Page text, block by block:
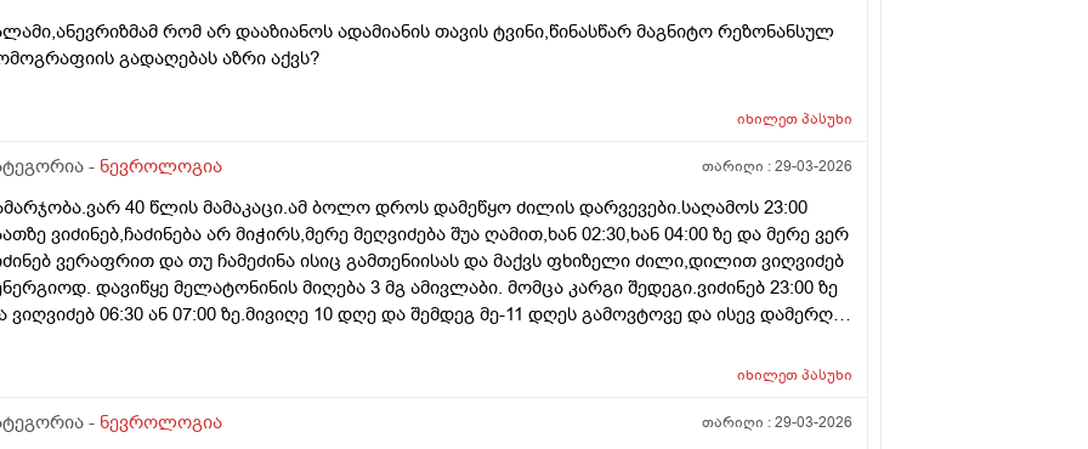
რომ არ დააზიანოს ადამიანის თავის ტვინი,წინასწარ მაგნიტო რეზონანსულ
გადაღებას აზრი აქვს?
იხილეთპასუხი
- ნევროლოგია თარიღი :29-03-2026
40 წლის მამაკაცი.ამ ბოლო დროს დამეწყო ძილის დარვევები.საღამოს 23:00
ვიძინებ,ჩაძინება არ მიჭირს,მერე მეღვიძება შუა ღამით,ხან 02:30,ხან 04:00 ზე და მერე ვერ
ვერაფრით და თუ ჩამეძინა ისიც გამთენიისას და მაქვს ფხიზელი ძილი,დილით ვიღვიძებ
დავიწყე მელატონინის მიღება 3 მგ ამივლაბი. მომცა კარგი შედეგი.ვიძინებ 23:00 ზე
ვიღვიძებ 06:30 ან 07:00 ზე.მივიღე 10 დღე და შემდეგ მე-11 დღეს გამოვტოვე და ისევ დამერღვა
დღე შეიძლება მელატონინის მიღება უწყვეტად? ან დოზა ხომ არ შევამცირო ნახევარი
იხილეთპასუხი
- ნევროლოგია თარიღი :29-03-2026